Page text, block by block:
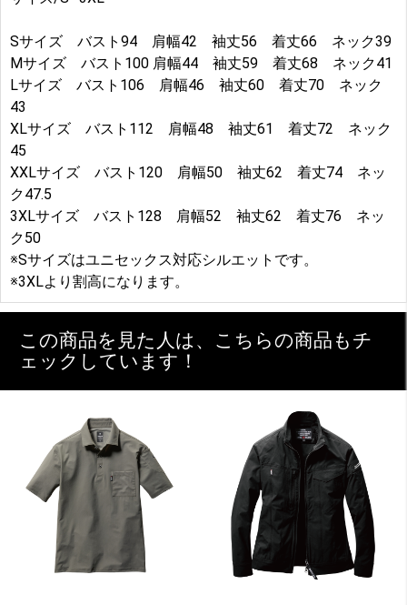
Sサイズ バスト94 肩幅42 袖丈56 着丈66 ネック39
Mサイズ バスト100 肩幅44 袖丈59 着丈68 ネック41
Lサイズ バスト106 肩幅46 袖丈60 着丈70 ネック
43
XLサイズ バスト112 肩幅48 袖丈61 着丈72 ネック
45
XXLサイズ バスト120 肩幅50 袖丈62 着丈74 ネッ
ク47.5
3XLサイズ バスト128 肩幅52 袖丈62 着丈76 ネッ
ク50
※Sサイズはユニセックス対応シルエットです。
※3XLより割高になります。
この商品を見た人は、こちらの商品もチ
ェックしています！